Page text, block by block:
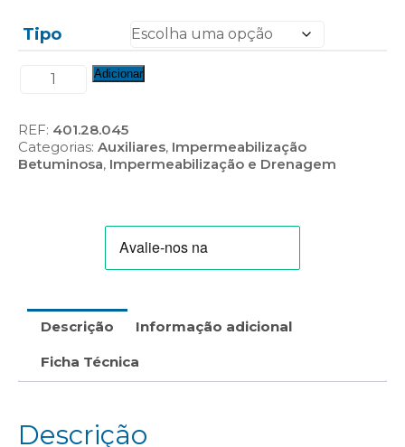
Tipo
Quantidade
Mastic
Adicionar
REF: 401.28.045
Categorias: Auxiliares, Impermeabilização
Betuminosa, Impermeabilização e Drenagem
Descrição Informação adicional
Ficha Técnica
Descrição